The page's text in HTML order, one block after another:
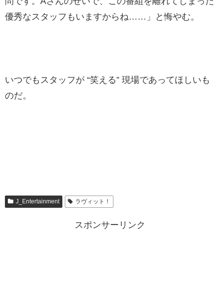
優秀なスタッフもいますからね……」と悔やむ。
いつでもスタッフが “笑える” 現場であってほしいも
のだ。
J_Entertainment ラヴィット！
スポンサーリンク